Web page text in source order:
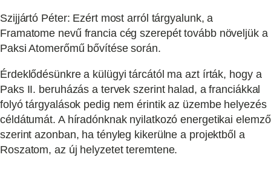
Szijjártó Péter: Ezért most arról tárgyalunk, a
Framatome nevű francia cég szerepét tovább növeljük a
Paksi Atomerőmű bővítése során.
Érdeklődésünkre a külügyi tárcától ma azt írták, hogy a
Paks II. beruházás a tervek szerint halad, a franciákkal
folyó tárgyalások pedig nem érintik az üzembe helyezés
céldátumát. A híradónknak nyilatkozó energetikai elemző
szerint azonban, ha tényleg kikerülne a projektből a
Roszatom, az új helyzetet teremtene.